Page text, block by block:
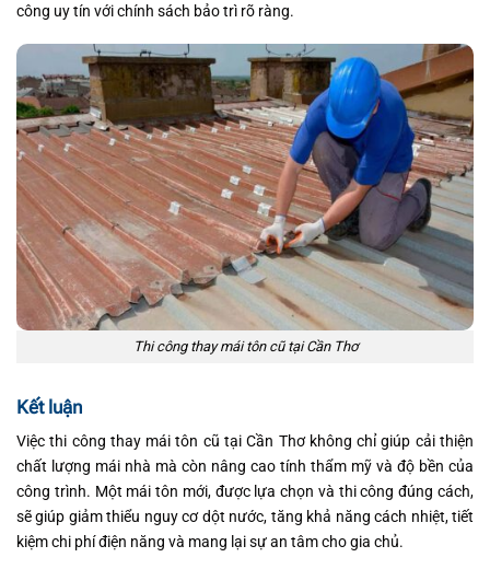
công uy tín với chính sách bảo trì rõ ràng.
Thi công thay mái tôn cũ tại Cần Thơ
Kết luận
Việc thi công thay mái tôn cũ tại Cần Thơ không chỉ giúp cải thiện
chất lượng mái nhà mà còn nâng cao tính thẩm mỹ và độ bền của
công trình. Một mái tôn mới, được lựa chọn và thi công đúng cách,
sẽ giúp giảm thiểu nguy cơ dột nước, tăng khả năng cách nhiệt, tiết
kiệm chi phí điện năng và mang lại sự an tâm cho gia chủ.